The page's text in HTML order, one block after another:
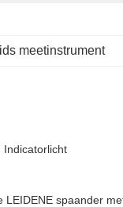
meetinstrument
Indicatorlicht
spaander